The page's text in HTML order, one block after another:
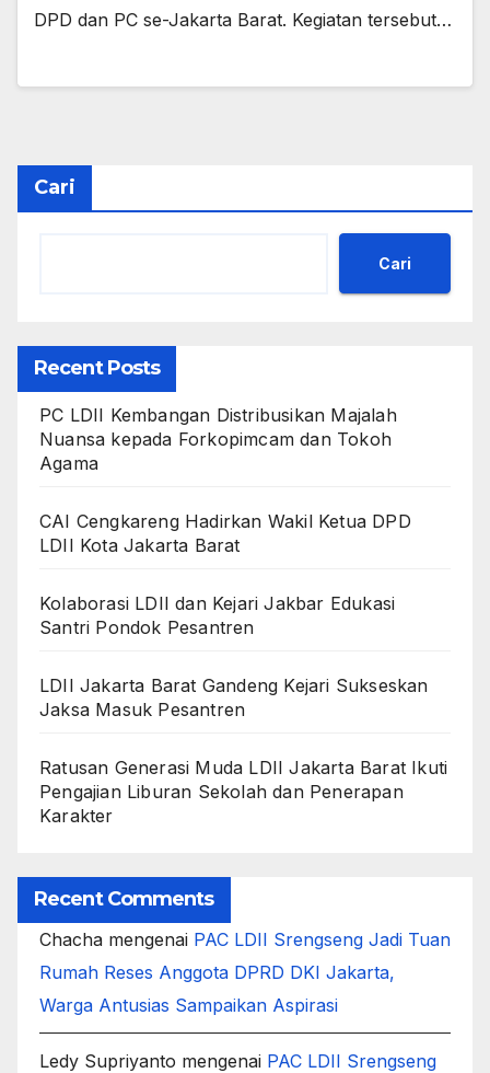
DPD dan PC se-Jakarta Barat. Kegiatan tersebut…
Cari
Cari
Recent Posts
PC LDII Kembangan Distribusikan Majalah
Nuansa kepada Forkopimcam dan Tokoh
Agama
CAI Cengkareng Hadirkan Wakil Ketua DPD
LDII Kota Jakarta Barat
Kolaborasi LDII dan Kejari Jakbar Edukasi
Santri Pondok Pesantren
LDII Jakarta Barat Gandeng Kejari Sukseskan
Jaksa Masuk Pesantren
Ratusan Generasi Muda LDII Jakarta Barat Ikuti
Pengajian Liburan Sekolah dan Penerapan
Karakter
Recent Comments
Chacha mengenai PAC LDII Srengseng Jadi Tuan
Rumah Reses Anggota DPRD DKI Jakarta,
Warga Antusias Sampaikan Aspirasi
Ledy Supriyanto mengenai PAC LDII Srengseng